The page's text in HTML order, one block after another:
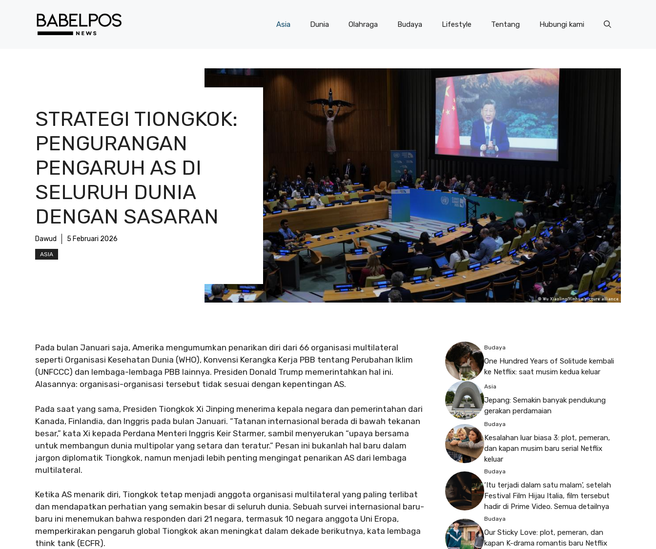
Asia Dunia Olahraga Budaya Lifestyle Tentang Hubungi kami
STRATEGI TIONGKOK:
PENGURANGAN
PENGARUH AS DI
SELURUH DUNIA
DENGAN SASARAN
Dawud 5 Februari 2026
ASIA
Pada bulan Januari saja, Amerika mengumumkan penarikan diri dari 66 organisasi multilateral
seperti Organisasi Kesehatan Dunia (WHO), Konvensi Kerangka Kerja PBB tentang Perubahan Iklim
(UNFCCC) dan lembaga-lembaga PBB lainnya. Presiden Donald Trump memerintahkan hal ini.
Alasannya: organisasi-organisasi tersebut tidak sesuai dengan kepentingan AS.
Pada saat yang sama, Presiden Tiongkok Xi Jinping menerima kepala negara dan pemerintahan dari
Kanada, Finlandia, dan Inggris pada bulan Januari. “Tatanan internasional berada di bawah tekanan
besar,” kata Xi kepada Perdana Menteri Inggris Keir Starmer, sambil menyerukan “upaya bersama
untuk membangun dunia multipolar yang setara dan teratur.” Pesan ini bukanlah hal baru dalam
jargon diplomatik Tiongkok, namun menjadi lebih penting mengingat penarikan AS dari lembaga
multilateral.
Ketika AS menarik diri, Tiongkok tetap menjadi anggota organisasi multilateral yang paling terlibat
dan mendapatkan perhatian yang semakin besar di seluruh dunia. Sebuah survei internasional baru-
baru ini menemukan bahwa responden dari 21 negara, termasuk 10 negara anggota Uni Eropa,
memperkirakan pengaruh global Tiongkok akan meningkat dalam dekade berikutnya, kata lembaga
think tank (ECFR).
Budaya
One Hundred Years of Solitude kembali
ke Netflix: saat musim kedua keluar
Asia
Jepang: Semakin banyak pendukung
gerakan perdamaian
Budaya
Kesalahan luar biasa 3: plot, pemeran,
dan kapan musim baru serial Netflix
keluar
Budaya
‘Itu terjadi dalam satu malam’, setelah
Festival Film Hijau Italia, film tersebut
hadir di Prime Video. Semua detailnya
Budaya
Our Sticky Love: plot, pemeran, dan
kapan K-drama romantis baru Netflix